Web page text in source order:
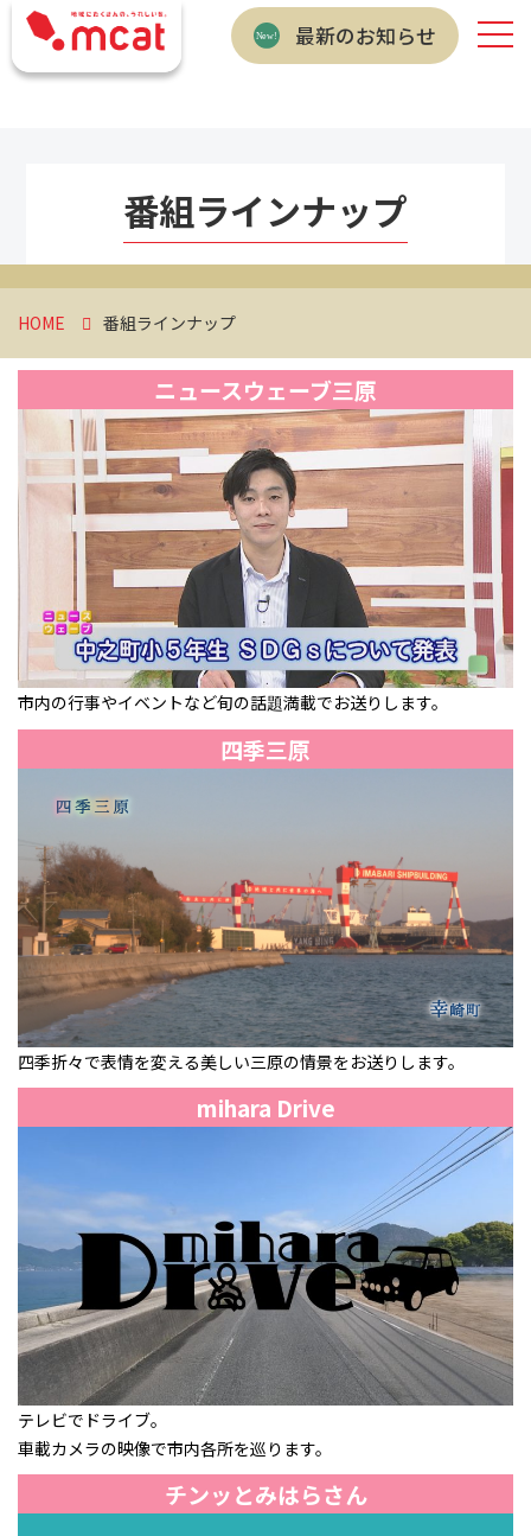
最新のお知らせ
番組ラインナップ
HOME 番組ラインナップ
ニュースウェーブ三原
市内の行事やイベントなど旬の話題満載でお送りします。
四季三原
四季折々で表情を変える美しい三原の情景をお送りします。
mihara Drive
テレビでドライブ。
車載カメラの映像で市内各所を巡ります。
チンッとみはらさん